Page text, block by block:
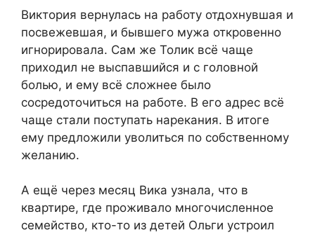
Виктория вернулась на работу отдохнувшая и
посвежевшая, и бывшего мужа откровенно
игнорировала. Сам же Толик всё чаще
приходил не выспавшийся и с головной
болью, и ему всё сложнее было
сосредоточиться на работе. В его адрес всё
чаще стали поступать нарекания. В итоге
ему предложили уволиться по собственному
желанию.
А ещё через месяц Вика узнала, что в
квартире, где проживало многочисленное
семейство, кто-то из детей Ольги устроил